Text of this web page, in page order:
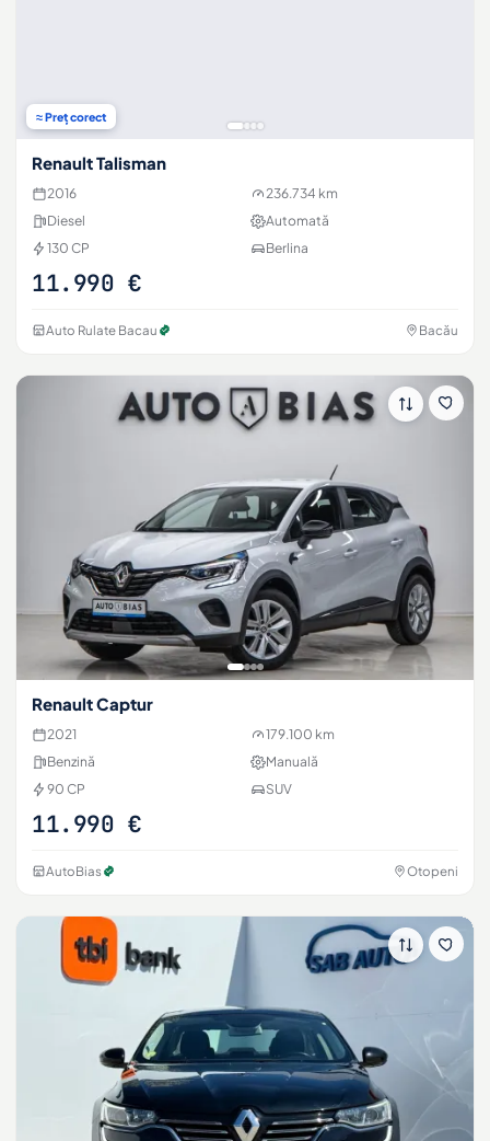
≈ Preț corect
Renault Talisman
2016
236.734 km
Diesel
Automată
130 CP
Berlina
11.990 €
Auto Rulate Bacau Bacău
Renault Captur
2021
179.100 km
Benzină
Manuală
90 CP
SUV
11.990 €
AutoBias Otopeni